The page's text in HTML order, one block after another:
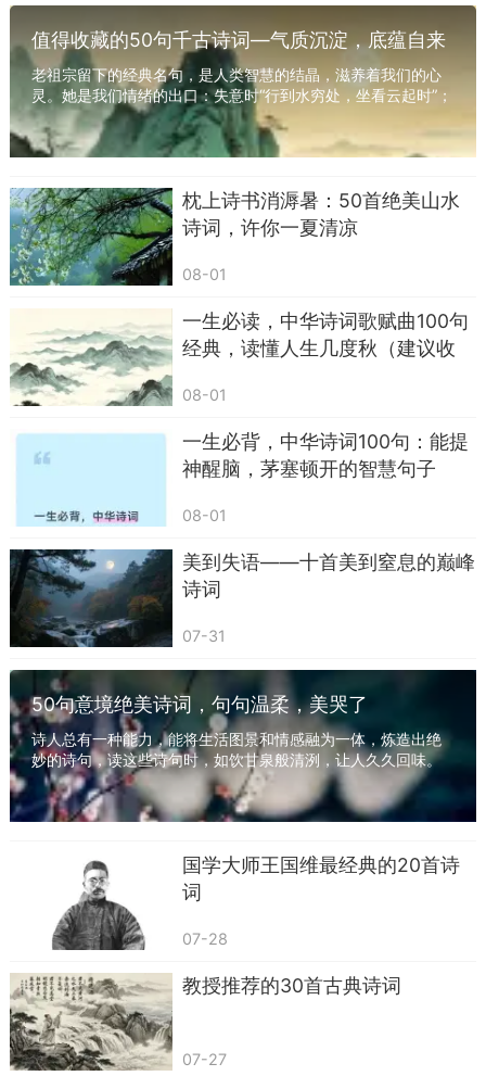
看山看水独坐，听风听雨高眠。
客去客来日日，花开花落年年。
—元·徐贲《写意》
孤独可以是寂寞，也可以是自由。
说是寂寞，就像被不幸婚姻束缚的朱淑真，“独
行独坐，独唱独酬还独卧。”一连五个“独”字，道尽
遇人不淑而无人与共的凄楚孤寂。
说是自由，诚如晚年隐居山林的徐贲。一个人
独坐，看山如何青，观水如何流，听风如何起，赏
雨如何落。累了倦了，就高枕安眠。
值得收藏的50句千古诗词—气质沉淀，底蕴自来
老祖宗留下的经典名句，是人类智慧的结晶，滋养着我们的心
灵。她是我们情绪的出口：失意时“行到水穷处，坐看云起时”；
孤独时“人生如逆旅，我亦是行人”，获得...
枕上诗书消溽暑：50首绝美山水
诗词，许你一夏清凉
08-01
一生必读，中华诗词歌赋曲100句
经典，读懂人生几度秋（建议收
08-01
一生必背，中华诗词100句：能提
神醒脑，茅塞顿开的智慧句子
08-01
美到失语——十首美到窒息的巅峰
诗词
07-31
50句意境绝美诗词，句句温柔，美哭了
诗人总有一种能力，能将生活图景和情感融为一体，炼造出绝
妙的诗句，读这些诗句时，如饮甘泉般清洌，让人久久回味。
一起来读一读50句意境绝美的诗句吧！ 四面边...
国学大师王国维最经典的20首诗
词
07-28
教授推荐的30首古典诗词
07-27